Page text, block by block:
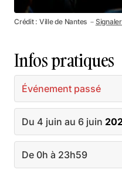
Crédit : Ville de Nantes －
Infos pratiques
Événement passé
Du 4 juin au 6 juin
De 0h à 23h59